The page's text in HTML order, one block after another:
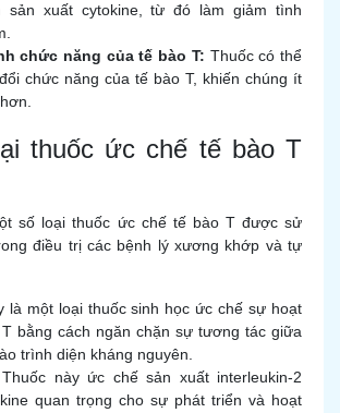
sản xuất cytokine, từ đó làm giảm tình
chức năng của tế bào T: Thuốc có thể
chức năng của tế bào T, khiến chúng ít
thuốc ức chế tế bào T
số loại thuốc ức chế tế bào T được sử
điều trị các bệnh lý xương khớp và tự
là một loại thuốc sinh học ức chế sự hoạt
bằng cách ngăn chặn sự tương tác giữa
trình diện kháng nguyên.
Thuốc này ức chế sản xuất interleukin-2
quan trọng cho sự phát triển và hoạt